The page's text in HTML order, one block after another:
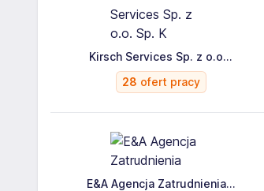
Kirsch Services Sp. z o.o...
28 ofert pracy
E&A Agencja Zatrudnienia...